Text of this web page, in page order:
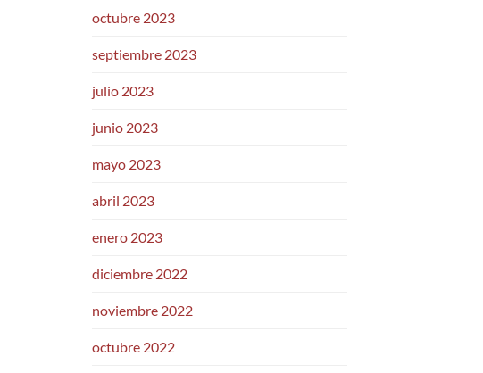
octubre 2023
septiembre 2023
julio 2023
junio 2023
mayo 2023
abril 2023
enero 2023
diciembre 2022
noviembre 2022
octubre 2022